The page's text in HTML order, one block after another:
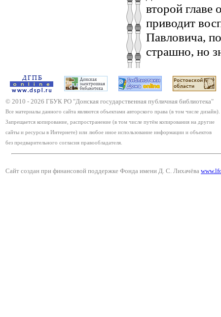
второй
приводит
Павловича,
страшно, но
© 2010 - 2026 ГБУК РО "Донская государственная публичная библиотека"
Все материалы данного сайта являются объектами авторского права (в том числе дизайн).
Запрещается копирование, распространение (в том числе путём копирования на другие
сайты и ресурсы в Интернете) или любое иное использование информации и объектов
без предварительного согласия правообладателя.
Сайт создан при финансовой поддержке Фонда имени Д. С. Лихачёва